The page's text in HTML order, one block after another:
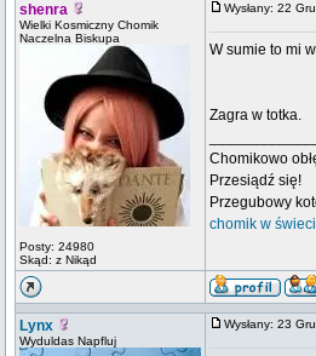
shenra
Wielki Kosmiczny Chomik
Naczelna Biskupa
Posty: 24980
Skąd: z Nikąd
Wysłany: 22
W sumie to mi
Zagra w totka.
Chomikowo
Przesiądź się!
Przegubowy
chomik w
Lynx
Wyduldas Napfluj
Wysłany: 23